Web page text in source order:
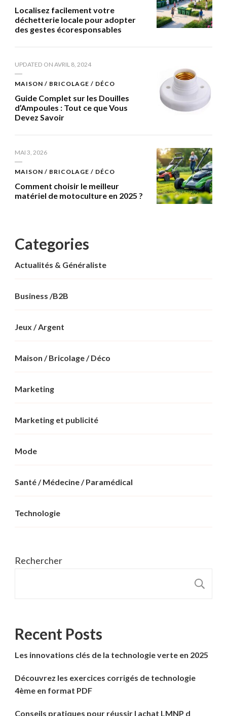
Localisez facilement votre
déchetterie locale pour adopter
des gestes écoresponsables
UPDATED ON AVRIL 8, 2024
MAISON / BRICOLAGE / DÉCO
Guide Complet sur les Douilles
d’Ampoules : Tout ce que Vous
Devez Savoir
MAI 3, 2026
MAISON / BRICOLAGE / DÉCO
Comment choisir le meilleur
matériel de motoculture en 2025 ?
Categories
Actualités & Généraliste
Business /B2B
Jeux / Argent
Maison / Bricolage / Déco
Marketing
Marketing et publicité
Mode
Santé / Médecine / Paramédical
Technologie
Rechercher
Recent Posts
Les innovations clés de la technologie verte en 2025
Découvrez les exercices corrigés de technologie
4ème en format PDF
Conseils pratiques pour réussir l achat LMNP d